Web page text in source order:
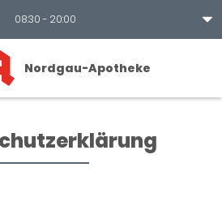
08:30 - 20:00
Nordgau-Apotheke